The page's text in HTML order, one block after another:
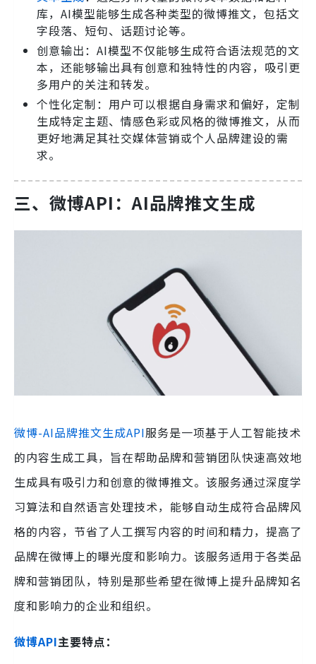
库，AI模型能够生成各种类型的微博推文，包括文
字段落、短句、话题讨论等。
创意输出：AI模型不仅能够生成符合语法规范的文
本，还能够输出具有创意和独特性的内容，吸引更
多用户的关注和转发。
个性化定制：用户可以根据自身需求和偏好，定制
生成特定主题、情感色彩或风格的微博推文，从而
更好地满足其社交媒体营销或个人品牌建设的需
求。
三、微博API：AI品牌推文生成
微博-AI品牌推文生成API服务是一项基于人工智能技术
的内容生成工具，旨在帮助品牌和营销团队快速高效地
生成具有吸引力和创意的微博推文。该服务通过深度学
习算法和自然语言处理技术，能够自动生成符合品牌风
格的内容，节省了人工撰写内容的时间和精力，提高了
品牌在微博上的曝光度和影响力。该服务适用于各类品
牌和营销团队，特别是那些希望在微博上提升品牌知名
度和影响力的企业和组织。
微博API主要特点：